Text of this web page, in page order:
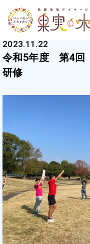
2023.11.22
令和5年度 第4回
研修